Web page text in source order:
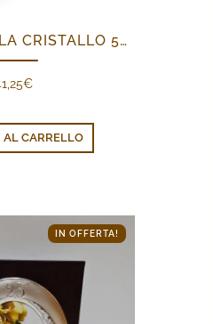
PORTACANDELA CRISTALLO 52CM
€
AL CARRELLO
IN OFFERTA!